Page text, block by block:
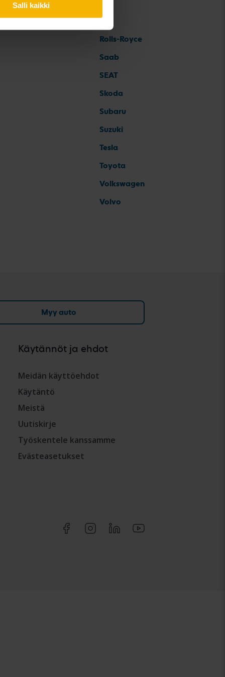
Salli kaikki
Rolls-Royce
Saab
SEAT
Skoda
Subaru
Suzuki
Tesla
Toyota
Volkswagen
Volvo
Myy auto
Käytännöt ja ehdot
Meidän käyttöehdot
Käytäntö
Meistä
Uutiskirje
Työskentele kanssamme
Evästeasetukset